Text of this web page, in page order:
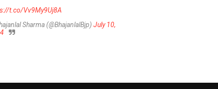
t.co/Vv9My9Uj8A
Sharma (@BhajanlalBjp) July 10,